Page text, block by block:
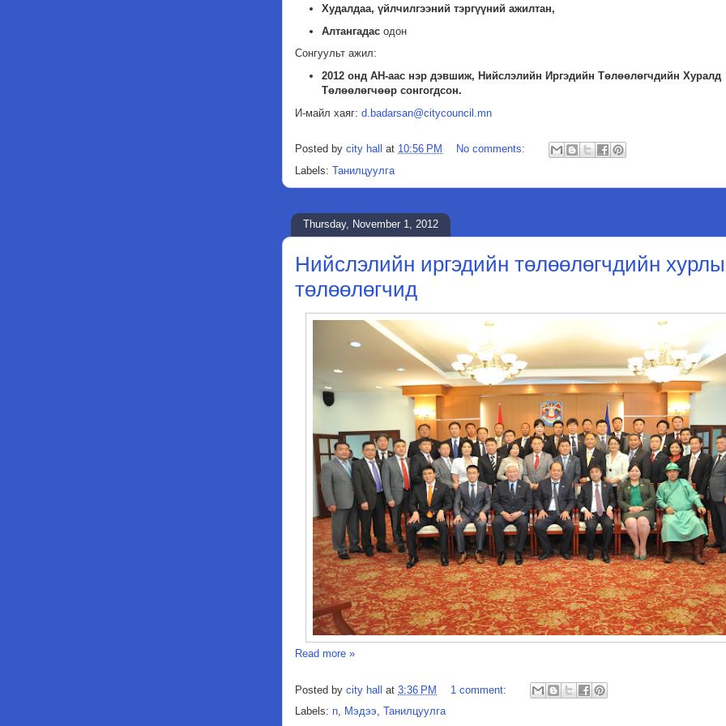
Худалдаа, үйлчилгээний тэргүүний ажилтан,
Алтангадас одон
Сонгуульт ажил:
2012 онд АН-аас нэр дэвшиж, Нийслэлийн Иргэдийн Төлөөлөгчдийн Хуралд
Төлөөлөгчөөр сонгогдсон.
И-майл хаяг: d.badarsan@citycouncil.mn
Posted by city hall at 10:56 PM
No comments:
Labels: Танилцуулга
Thursday, November 1, 2012
Нийслэлийн иргэдийн төлөөлөгчдийн
төлөөлөгчид
Read more »
Posted by city hall at 3:36 PM
1 comment:
Labels: n, Мэдээ, Танилцуулга